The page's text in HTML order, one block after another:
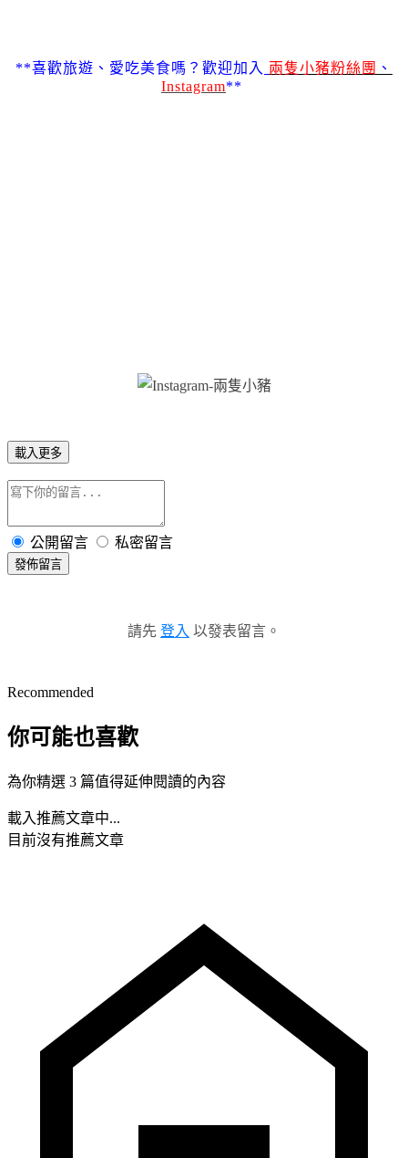
**喜歡旅遊、愛吃美食嗎？歡迎加入 兩隻小豬粉絲團 、
Instagram**
載入更多
公開留言 私密留言
發佈留言
請先 登入 以發表留言。
Recommended
你可能也喜歡
為你精選 3 篇值得延伸閱讀的內容
載入推薦文章中...
目前沒有推薦文章